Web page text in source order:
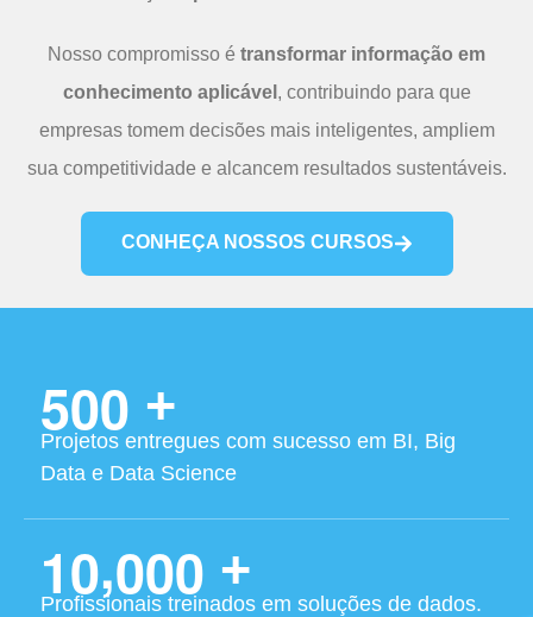
Nosso compromisso é transformar informação em
conhecimento aplicável , contribuindo para que
empresas tomem decisões mais inteligentes, ampliem
sua competitividade e alcancem resultados sustentáveis.
CONHEÇA NOSSOS CURSOS
500 +
Projetos entregues com sucesso em BI, Big
Data e Data Science
10,000 +
Profissionais treinados em soluções de dados.